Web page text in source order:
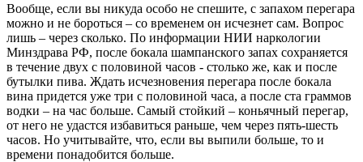
Вообще, если вы никуда особо не спешите, с запахом перегара
можно и не бороться – со временем он исчезнет сам. Вопрос
лишь – через сколько. По информации НИИ наркологии
Минздрава РФ, после бокала шампанского запах сохраняется
в течение двух с половиной часов - столько же, как и после
бутылки пива. Ждать исчезновения перегара после бокала
вина придется уже три с половиной часа, а после ста граммов
водки – на час больше. Самый стойкий – коньячный перегар,
от него не удастся избавиться раньше, чем через пять-шесть
часов. Но учитывайте, что, если вы выпили больше, то и
времени понадобится больше.